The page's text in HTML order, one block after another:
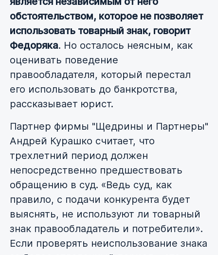
обстоятельством, которое не позволяет
использовать товарный знак, говорит
Федоряка. Но осталось неясным, как
оценивать поведение
правообладателя, который перестал
его использовать до банкротства,
рассказывает юрист.
Партнер фирмы "Щедрины и Партнеры"
Андрей Курашко считает, что
трехлетний период должен
непосредственно предшествовать
обращению в суд. «Ведь суд, как
правило, с подачи конкурента будет
выяснять, не используют ли товарный
знак правообладатель и потребители».
Если проверять неиспользование знака